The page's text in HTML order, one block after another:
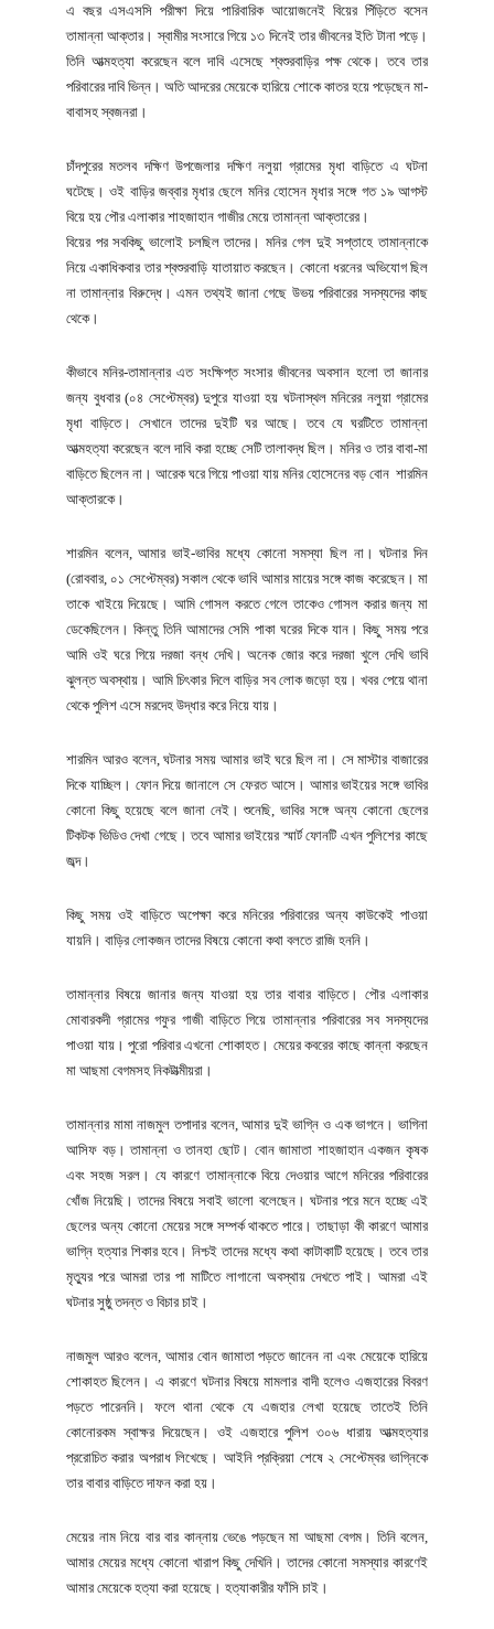
এ বছর এসএসসি পরীক্ষা দিয়ে পারিবারিক আয়োজনেই বিয়ের পিঁড়িতে বসেন
তামান্না আক্তার। স্বামীর সংসারে গিয়ে ১৩ দিনেই তার জীবনের ইতি টানা পড়ে।
তিনি আত্মহত্যা করেছেন বলে দাবি এসেছে শ্বশুরবাড়ির পক্ষ থেকে। তবে তার
পরিবারের দাবি ভিন্ন। অতি আদরের মেয়েকে হারিয়ে শোকে কাতর হয়ে পড়েছেন মা-
বাবাসহ স্বজনরা।
চাঁদপুরের মতলব দক্ষিণ উপজেলার দক্ষিণ নলুয়া গ্রামের মৃধা বাড়িতে এ ঘটনা
ঘটেছে। ওই বাড়ির জব্বার মৃধার ছেলে মনির হোসেন মৃধার সঙ্গে গত ১৯ আগস্ট
বিয়ে হয় পৌর এলাকার শাহজাহান গাজীর মেয়ে তামান্না আক্তারের।
বিয়ের পর সবকিছু ভালোই চলছিল তাদের। মনির গেল দুই সপ্তাহে তামান্নাকে
নিয়ে একাধিকবার তার শ্বশুরবাড়ি যাতায়াত করছেন। কোনো ধরনের অভিযোগ ছিল
না তামান্নার বিরুদ্ধে। এমন তথ্যই জানা গেছে উভয় পরিবারের সদস্যদের কাছ
থেকে।
কীভাবে মনির-তামান্নার এত সংক্ষিপ্ত সংসার জীবনের অবসান হলো তা জানার
জন্য বুধবার (০৪ সেপ্টেম্বর) দুপুরে যাওয়া হয় ঘটনাস্থল মনিরের নলুয়া গ্রামের
মৃধা বাড়িতে। সেখানে তাদের দুইটি ঘর আছে। তবে যে ঘরটিতে তামান্না
আত্মহত্যা করেছেন বলে দাবি করা হচ্ছে সেটি তালাবদ্ধ ছিল। মনির ও তার বাবা-মা
বাড়িতে ছিলেন না। আরেক ঘরে গিয়ে পাওয়া যায় মনির হোসেনের বড় বোন শারমিন
আক্তারকে।
শারমিন বলেন, আমার ভাই-ভাবির মধ্যে কোনো সমস্যা ছিল না। ঘটনার দিন
(রোববার, ০১ সেপ্টেম্বর) সকাল থেকে ভাবি আমার মায়ের সঙ্গে কাজ করেছেন। মা
তাকে খাইয়ে দিয়েছে। আমি গোসল করতে গেলে তাকেও গোসল করার জন্য মা
ডেকেছিলেন। কিন্তু তিনি আমাদের সেমি পাকা ঘরের দিকে যান। কিছু সময় পরে
আমি ওই ঘরে গিয়ে দরজা বন্ধ দেখি। অনেক জোর করে দরজা খুলে দেখি ভাবি
ঝুলন্ত অবস্থায়। আমি চিৎকার দিলে বাড়ির সব লোক জড়ো হয়। খবর পেয়ে থানা
থেকে পুলিশ এসে মরদেহ উদ্ধার করে নিয়ে যায়।
শারমিন আরও বলেন, ঘটনার সময় আমার ভাই ঘরে ছিল না। সে মাস্টার বাজারের
দিকে যাচ্ছিল। ফোন দিয়ে জানালে সে ফেরত আসে। আমার ভাইয়ের সঙ্গে ভাবির
কোনো কিছু হয়েছে বলে জানা নেই। শুনেছি, ভাবির সঙ্গে অন্য কোনো ছেলের
টিকটক ভিডিও দেখা গেছে। তবে আমার ভাইয়ের স্মার্ট ফোনটি এখন পুলিশের কাছে
জব্দ।
কিছু সময় ওই বাড়িতে অপেক্ষা করে মনিরের পরিবারের অন্য কাউকেই পাওয়া
যায়নি। বাড়ির লোকজন তাদের বিষয়ে কোনো কথা বলতে রাজি হননি।
তামান্নার বিষয়ে জানার জন্য যাওয়া হয় তার বাবার বাড়িতে। পৌর এলাকার
মোবারকদী গ্রামের গফুর গাজী বাড়িতে গিয়ে তামান্নার পরিবারের সব সদস্যদের
পাওয়া যায়। পুরো পরিবার এখনো শোকাহত। মেয়ের কবরের কাছে কান্না করছেন
মা আছমা বেগমসহ নিকটাত্মীয়রা।
তামান্নার মামা নাজমুল তপাদার বলেন, আমার দুই ভাগ্নি ও এক ভাগনে। ভাগিনা
আসিফ বড়। তামান্না ও তানহা ছোট। বোন জামাতা শাহজাহান একজন কৃষক
এবং সহজ সরল। যে কারণে তামান্নাকে বিয়ে দেওয়ার আগে মনিরের পরিবারের
খোঁজ নিয়েছি। তাদের বিষয়ে সবাই ভালো বলেছেন। ঘটনার পরে মনে হচ্ছে এই
ছেলের অন্য কোনো মেয়ের সঙ্গে সম্পর্ক থাকতে পারে। তাছাড়া কী কারণে আমার
ভাগ্নি হত্যার শিকার হবে। নিশ্চই তাদের মধ্যে কথা কাটাকাটি হয়েছে। তবে তার
মৃত্যুর পরে আমরা তার পা মাটিতে লাগানো অবস্থায় দেখতে পাই। আমরা এই
ঘটনার সুষ্ঠু তদন্ত ও বিচার চাই।
নাজমুল আরও বলেন, আমার বোন জামাতা পড়তে জানেন না এবং মেয়েকে হারিয়ে
শোকাহত ছিলেন। এ কারণে ঘটনার বিষয়ে মামলার বাদী হলেও এজহারের বিবরণ
পড়তে পারেননি। ফলে থানা থেকে যে এজহার লেখা হয়েছে তাতেই তিনি
কোনোরকম স্বাক্ষর দিয়েছেন। ওই এজহারে পুলিশ ৩০৬ ধারায় আত্মহত্যার
প্ররোচিত করার অপরাধ লিখেছে। আইনি প্রক্রিয়া শেষে ২ সেপ্টেম্বর ভাগ্নিকে
তার বাবার বাড়িতে দাফন করা হয়।
মেয়ের নাম নিয়ে বার বার কান্নায় ভেঙে পড়ছেন মা আছমা বেগম। তিনি বলেন,
আমার মেয়ের মধ্যে কোনো খারাপ কিছু দেখিনি। তাদের কোনো সমস্যার কারণেই
আমার মেয়েকে হত্যা করা হয়েছে। হত্যাকারীর ফাঁসি চাই।